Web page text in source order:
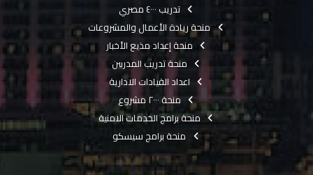
تدريب ٤٠٠٠ مصري
منحة ريادة الأعمال والمشروعات
منحة إعداد مذيع الأخبار
منحة تدريب المدربين
اعداد القيادات الادارية
منحة ٢٠٠٠ مشروع
منحة برامج الخدمات الامنية
منحة برامج سيسكو